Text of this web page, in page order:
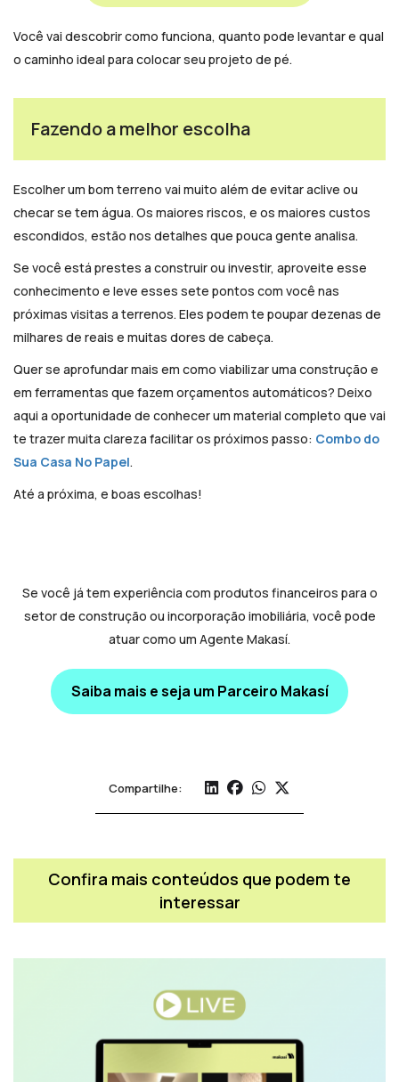
Você vai descobrir como funciona, quanto pode levantar e qual
o caminho ideal para colocar seu projeto de pé.
Fazendo a melhor escolha
Escolher um bom terreno vai muito além de evitar aclive ou
checar se tem água. Os maiores riscos, e os maiores custos
escondidos, estão nos detalhes que pouca gente analisa.
Se você está prestes a construir ou investir, aproveite esse
conhecimento e leve esses sete pontos com você nas
próximas visitas a terrenos. Eles podem te poupar dezenas de
milhares de reais e muitas dores de cabeça.
Quer se aprofundar mais em como viabilizar uma construção e
em ferramentas que fazem orçamentos automáticos? Deixo
aqui a oportunidade de conhecer um material completo que vai
te trazer muita clareza facilitar os próximos passo: Combo do
Sua Casa No Papel.
Até a próxima, e boas escolhas!
Se você já tem experiência com produtos financeiros para o
setor de construção ou incorporação imobiliária, você pode
atuar como um Agente Makasí.
Saiba mais e seja um Parceiro Makasí
Compartilhe:
Confira mais conteúdos que podem te
interessar